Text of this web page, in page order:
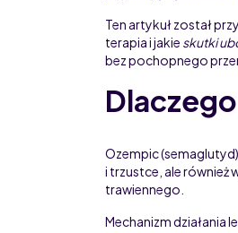
Ten artykuł został
terapia i jakie skutki
bez pochopnego
Ozempic
i trzustce, ale
trawiennego.
Mechanizm działania